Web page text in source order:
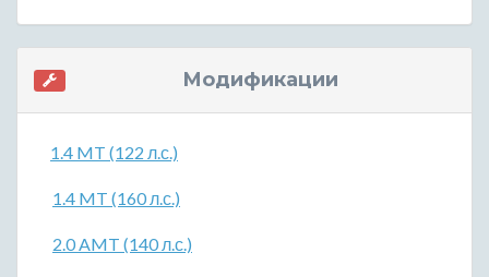
Модификации
1.4 MT (122 л.с.)
1.4 MT (160 л.с.)
2.0 AMT (140 л.с.)